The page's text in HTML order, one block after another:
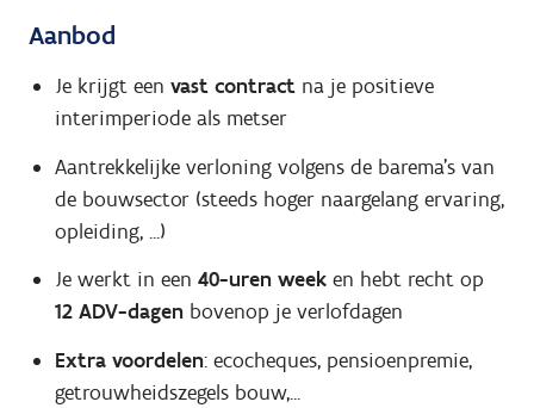
Aanbod
Je krijgt een vast contractna je positieve
interimperiode als metser
Aantrekkelijke verloning volgens de barema's van
de bouwsector (steeds hoger naargelang ervaring,
opleiding, ...)
Je werkt in een 40-uren weeken hebt recht op
12 ADV-dagen bovenop je verlofdagen
Extra voordelen: ecocheques, pensioenpremie,
getrouwheidszegels bouw,...